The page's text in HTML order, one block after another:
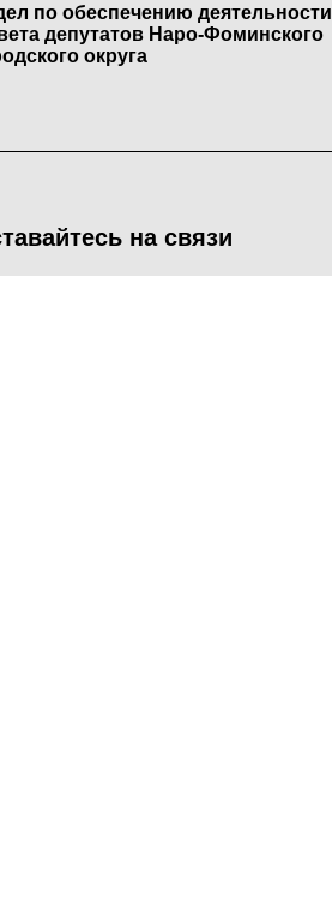
по обеспечению деятельности
депутатов Наро-Фоминского
округа
на связи